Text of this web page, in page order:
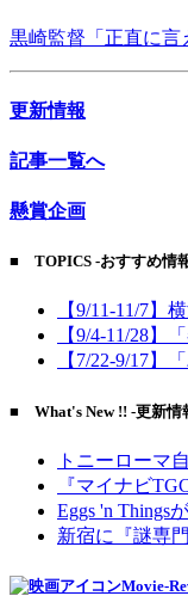
黒崎監督「正直に言
更新情報
記事一覧へ
懸賞企画
■ TOPICS -おすすめ情
【9/11-11/7】
【9/4-11/28】
【7/22-9/17】
■ What's New !! -更新情
トニーローマ
『マイナビ
Eggs 'n Things
新宿に『謎専
Movie-